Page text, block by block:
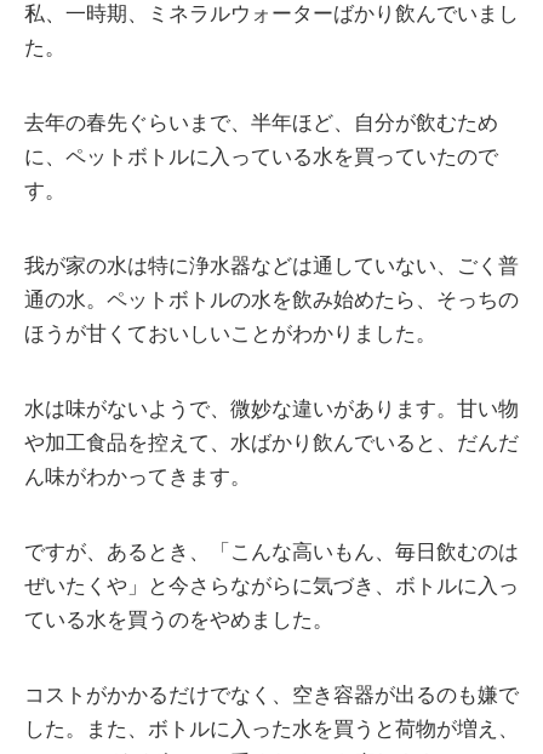
私、一時期、ミネラルウォーターばかり飲んでいまし
た。
去年の春先ぐらいまで、半年ほど、自分が飲むため
に、ペットボトルに入っている水を買っていたので
す。
我が家の水は特に浄水器などは通していない、ごく普
通の水。ペットボトルの水を飲み始めたら、そっちの
ほうが甘くておいしいことがわかりました。
水は味がないようで、微妙な違いがあります。甘い物
や加工食品を控えて、水ばかり飲んでいると、だんだ
ん味がわかってきます。
ですが、あるとき、「こんな高いもん、毎日飲むのは
ぜいたくや」と今さらながらに気づき、ボトルに入っ
ている水を買うのをやめました。
コストがかかるだけでなく、空き容器が出るのも嫌で
した。また、ボトルに入った水を買うと荷物が増え、